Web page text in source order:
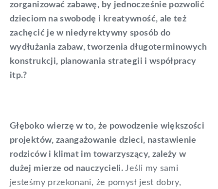
zorganizować zabawę, by jednocześnie pozwolić
dzieciom na swobodę i kreatywność, ale też
zachęcić je w niedyrektywny sposób do
wydłużania zabaw, tworzenia długoterminowych
konstrukcji, planowania strategii i współpracy
itp.?
Głęboko wierzę w to, że powodzenie większości
projektów, zaangażowanie dzieci, nastawienie
rodziców i klimat im towarzyszący, zależy w
dużej mierze od nauczycieli. Jeśli my sami
jesteśmy przekonani, że pomysł jest dobry,